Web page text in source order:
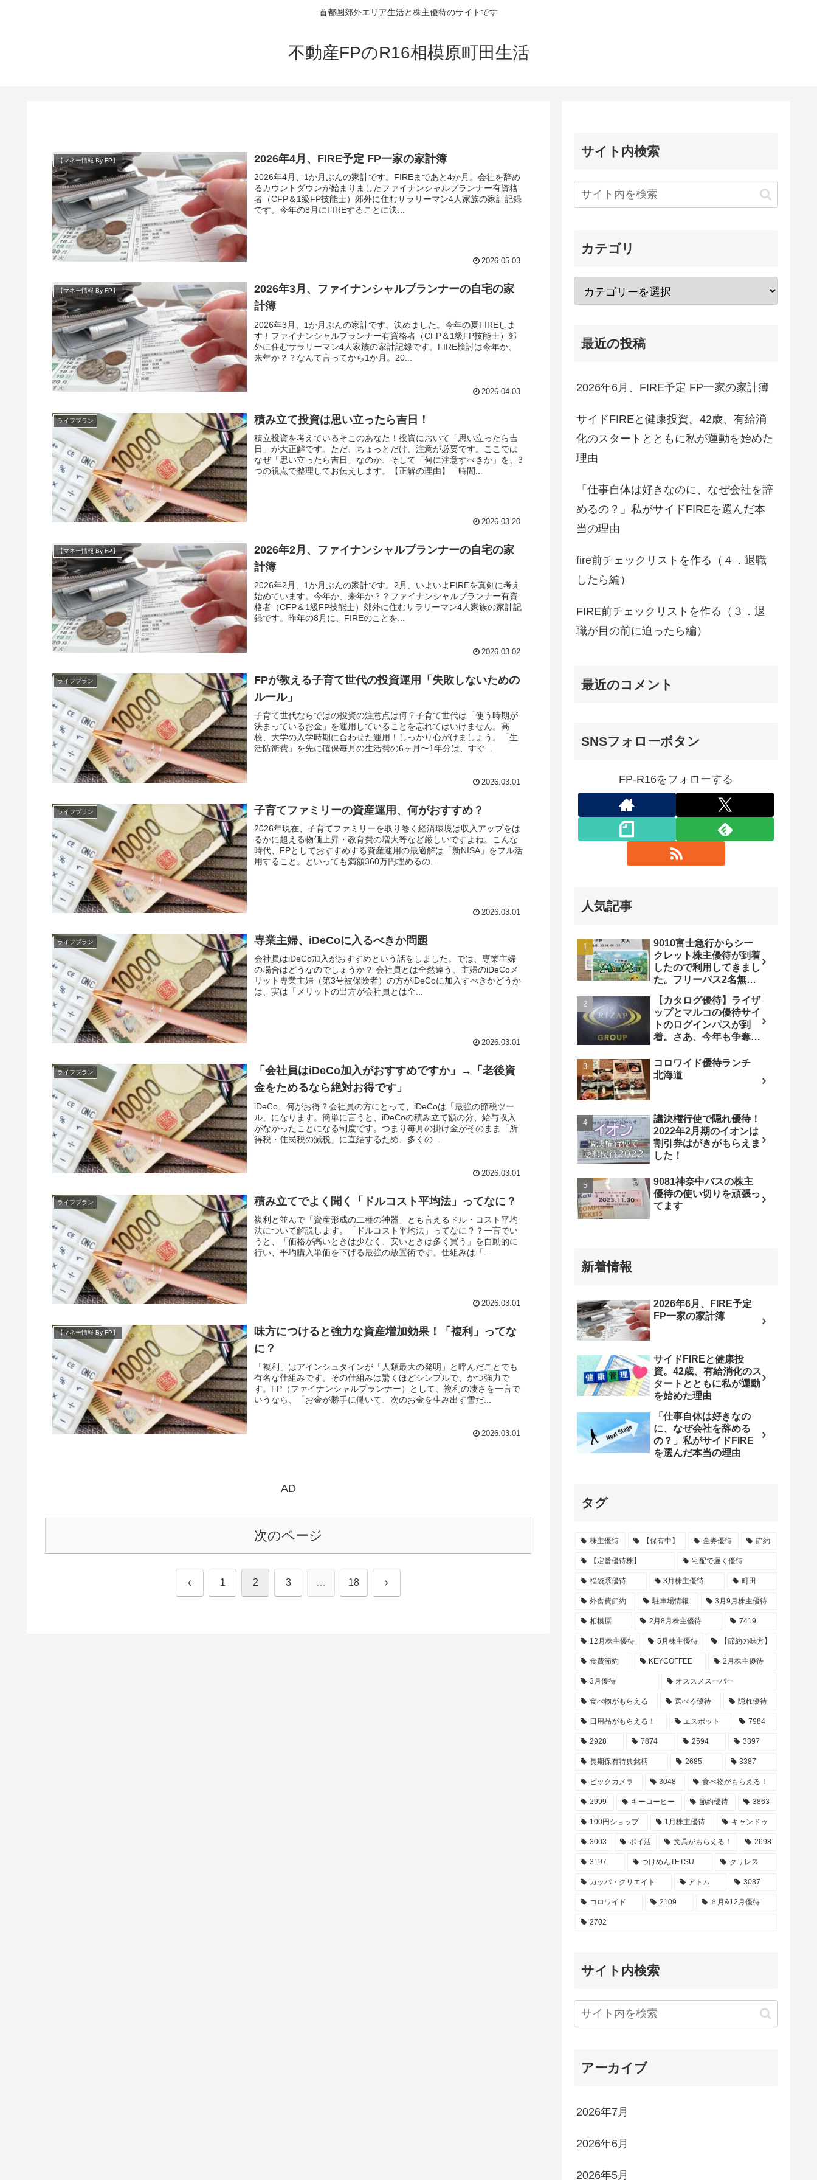
首都圏郊外エリア生活と株主優待のサイトです
不動産FPのR16相模原町田生活
【マネー情報 By FP】 2026年4月、FIRE予定 FP一家の家計簿
2026年4月、1か月ぶんの家計です。FIREまであと4か月。会社を辞め
るカウントダウンが始まりましたファイナンシャルプランナー有資格
者（CFP＆1級FP技能士）郊外に住むサラリーマン4人家族の家計記録
です。今年の8月にFIREすることに決...
2026.05.03
【マネー情報 By FP】
2026年3月、ファイナンシャルプランナーの自宅の家
計簿
2026年3月、1か月ぶんの家計です。決めました。今年の夏FIREしま
す！ファイナンシャルプランナー有資格者（CFP＆1級FP技能士）郊
外に住むサラリーマン4人家族の家計記録です。FIRE検討は今年か、
来年か？？なんて言ってから1か月。20...
2026.04.03
ライフプラン 積み立て投資は思い立ったら吉日！
積立投資を考えているそこのあなた！投資において「思い立ったら吉
日」が大正解です。ただ、ちょっとだけ、注意が必要です。ここでは
なぜ「思い立ったら吉日」なのか、そして「何に注意すべきか」を、3
つの視点で整理してお伝えします。【正解の理由】「時間...
2026.03.20
【マネー情報 By FP】
2026年2月、ファイナンシャルプランナーの自宅の家
計簿
2026年2月、1か月ぶんの家計です。2月、いよいよFIREを真剣に考え
始めています。今年か、来年か？？ファイナンシャルプランナー有資
格者（CFP＆1級FP技能士）郊外に住むサラリーマン4人家族の家計記
録です。昨年の8月に、FIREのことを...
2026.03.02
ライフプラン
FPが教える子育て世代の投資運用「失敗しないための
ルール」
子育て世代ならではの投資の注意点は何？子育て世代は「使う時期が
決まっているお金」を運用していることを忘れてはいけません。高
校、大学の入学時期に合わせた運用！しっかり心がけましょう。「生
活防衛費」を先に確保毎月の生活費の6ヶ月〜1年分は、すぐ...
2026.03.01
ライフプラン 子育てファミリーの資産運用、何がおすすめ？
2026年現在、子育てファミリーを取り巻く経済環境は収入アップをは
るかに超える物価上昇・教育費の増大等など厳しいですよね。こんな
時代、FPとしておすすめする資産運用の最適解は「新NISA」をフル活
用すること。といっても満額360万円埋めるの...
2026.03.01
ライフプラン 専業主婦、iDeCoに入るべきか問題
会社員はiDeCo加入がおすすめという話をしました。では、専業主婦
の場合はどうなのでしょうか？ 会社員とは全然違う、主婦のiDeCoメ
リット専業主婦（第3号被保険者）の方がiDeCoに加入すべきかどうか
は、実は「メリットの出方が会社員とは全...
2026.03.01
ライフプラン
「会社員はiDeCo加入がおすすめですか」→「老後資
金をためるなら絶対お得です」
iDeCo、何がお得？会社員の方にとって、iDeCoは「最強の節税ツー
ル」になります。簡単に言うと、iDeCoの積み立て額の分、給与収入
がなかったことになる制度です。つまり毎月の掛け金がそのまま「所
得税・住民税の減税」に直結するため、多くの...
2026.03.01
ライフプラン 積み立てでよく聞く「ドルコスト平均法」ってなに？
複利と並んで「資産形成の二種の神器」とも言えるドル・コスト平均
法について解説します。「ドルコスト平均法」ってなに？？一言でい
うと、「価格が高いときは少なく、安いときは多く買う」を自動的に
行い、平均購入単価を下げる最強の放置術です。仕組みは「...
2026.03.01
【マネー情報 By FP】
味方につけると強力な資産増加効果！「複利」ってな
に？
「複利」はアインシュタインが「人類最大の発明」と呼んだことでも
有名な仕組みです。その仕組みは驚くほどシンプルで、かつ強力で
す。FP（ファイナンシャルプランナー）として、複利の凄さを一言で
いうなら、「お金が勝手に働いて、次のお金を生み出す雪だ...
2026.03.01
AD
次のページ
前 1 2 3 … 18 次
サイト内検索
カテゴリ
最近の投稿
2026年6月、FIRE予定 FP一家の家計簿
サイドFIREと健康投資。42歳、有給消
化のスタートとともに私が運動を始めた
理由
「仕事自体は好きなのに、なぜ会社を辞
めるの？」私がサイドFIREを選んだ本
当の理由
fire前チェックリストを作る（４．退職
したら編）
FIRE前チェックリストを作る（３．退
職が目の前に迫ったら編）
最近のコメント
SNSフォローボタン
FP-R16をフォローする
人気記事
9010富士急行からシー
クレット株主優待が到着
したので利用してきまし
た。フリーパス2名無
【カタログ優待】ライザ
ップとマルコの優待サイ
トのログインパスが到
着。さあ、今年も争奪戦
コロワイド優待ランチ
北海道
議決権行使で隠れ優待！
2022年2月期のイオンは
割引券はがきがもらえま
した！
9081神奈中バスの株主
優待の使い切りを頑張っ
てます
新着情報
2026年6月、FIRE予定
FP一家の家計簿
サイドFIREと健康投
資。42歳、有給消化のス
タートとともに私が運動
を始めた理由
「仕事自体は好きなの
に、なぜ会社を辞める
の？」私がサイドFIRE
を選んだ本当の理由
タグ
株主優待 【保有中】 金券優待 節約
【定番優待株】 宅配で届く優待
福袋系優待 3月株主優待 町田
外食費節約 駐車場情報 3月9月株主優待
相模原 2月8月株主優待 7419
12月株主優待 5月株主優待 【節約の味方】
食費節約 KEYCOFFEE 2月株主優待
3月優待 オススメスーパー
食べ物がもらえる 選べる優待 隠れ優待
日用品がもらえる！ エスポット 7984
2928 7874 2594 3397
長期保有特典銘柄 2685 3387
ビックカメラ 3048 食べ物がもらえる！
2999 キーコーヒー 節約優待 3863
100円ショップ 1月株主優待 キャンドゥ
3003 ポイ活 文具がもらえる！ 2698
3197 つけめんTETSU クリレス
カッパ・クリエイト アトム 3087
コロワイド 2109 ６月&12月優待
2702
サイト内検索
アーカイブ
2026年7月
2026年6月
2026年5月